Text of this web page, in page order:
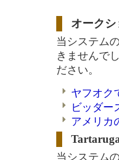
オーク
当システム
きませんで
ださい。
ヤフオク
ビッダー
アメリカ
当システム